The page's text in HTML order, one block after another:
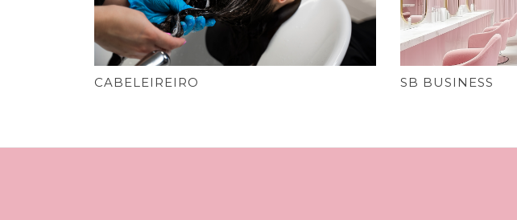
CABELEIREIRO SB BUSINESS